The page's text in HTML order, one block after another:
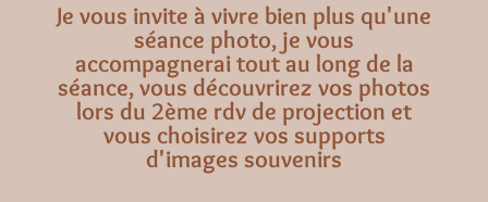
Je vous invite à vivre bien plus qu'une
séance photo, je vous
accompagnerai tout au long de la
séance, vous découvrirez vos photos
lors du 2ème rdv de projection et
vous choisirez vos supports
d'images souvenirs